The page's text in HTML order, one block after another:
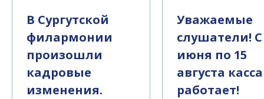
В Сургутской
филармонии
произошли
кадровые
изменения.
Уважаемые
слушатели! С
июня по 15
августа
работает!